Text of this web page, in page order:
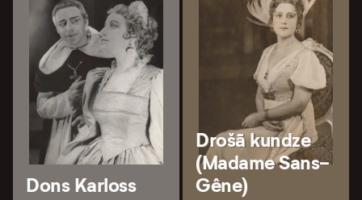
Dons Karloss
Drošā kundze
(Madame Sans-
Gêne)